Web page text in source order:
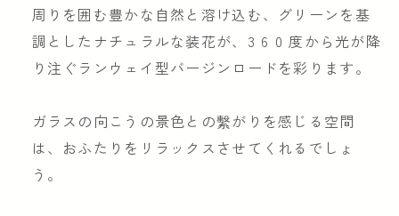
周りを囲む豊かな自然と溶け込む、グリーンを基
調としたナチュラルな装花が、3 6 0 度から光が降
り注ぐランウェイ型バージンロードを彩ります。
ガラスの向こうの景色との繫がりを感じる空間
は、おふたりをリラックスさせてくれるでしょ
う。